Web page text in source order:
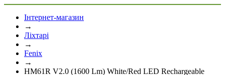
Інтернет-магазин
→
Ліхтарі
→
Fenix
→
HM61R V2.0 (1600 Lm) White/Red LED Rechargeable